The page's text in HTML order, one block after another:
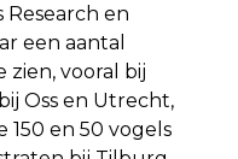
Research en
een aantal
vooral bij
Oss en Utrecht,
150 en 50 vogels